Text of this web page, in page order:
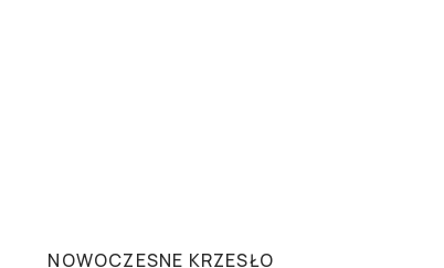
NOWOCZESNE KRZESŁO